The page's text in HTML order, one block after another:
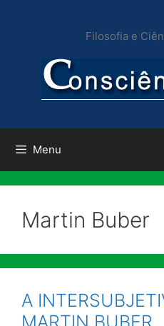
conteúdo
Filosofia e
Menu
Martin Buber
A
MARTIN BUBER